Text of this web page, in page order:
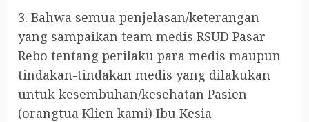
3. Bahwa semua penjelasan/keterangan
yang sampaikan team medis RSUD Pasar
Rebo tentang perilaku para medis maupun
tindakan-tindakan medis yang dilakukan
untuk kesembuhan/kesehatan Pasien
(orangtua Klien kami) Ibu Kesia